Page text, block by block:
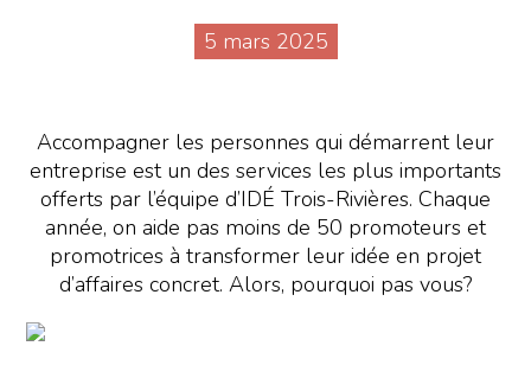
5 mars 2025
Accompagner les personnes qui démarrent leur
entreprise est un des services les plus importants
offerts par l’équipe d’IDÉ Trois-Rivières. Chaque
année, on aide pas moins de 50 promoteurs et
promotrices à transformer leur idée en projet
d’affaires concret. Alors, pourquoi pas vous?